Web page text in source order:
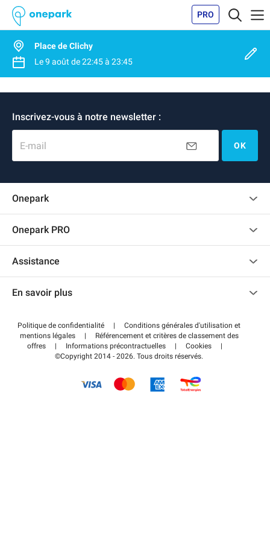
PRO
Place de Clichy
Le9 août de22:45à 23:45
Inscrivez-vous à notre newsletter :
E-mail OK
Onepark
Recrutement
Onepark PRO
Accéder à mon espace partenaire
Assistance
Centre d'aide
Régler votre stationnement FLOW
En savoir plus
Wiki
Guide du stationnement
Politique de confidentialité |
Conditions générales d'utilisation et
mentions légales
|
Référencement et critères de classement des
offres
| Informations précontractuelles | Cookies
|
©Copyright 2014 - 2026. Tous droits réservés.